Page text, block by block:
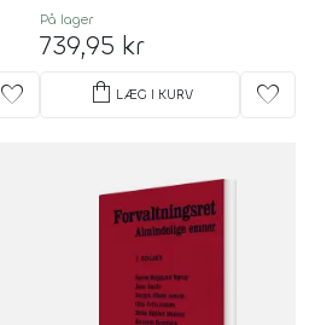
favorite
På lager
739,95 kr
shopping_bag LÆG I KURV favorite